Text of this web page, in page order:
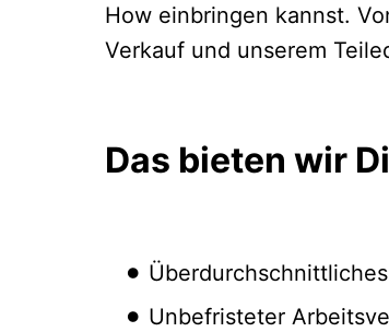
How einbringen kannst.
Verkauf und unserem
Das bieten wir
Unbefristeter